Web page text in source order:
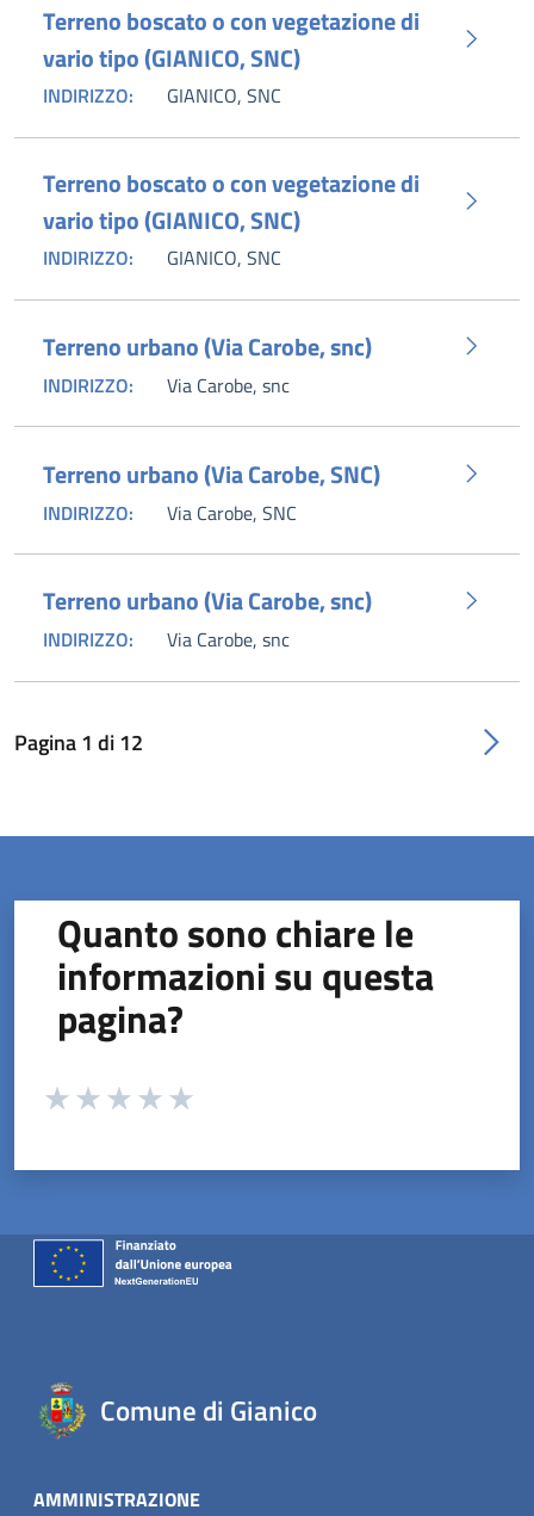
Terreno boscato o con vegetazione di
vario tipo (GIANICO, SNC)
INDIRIZZO: GIANICO, SNC
Terreno boscato o con vegetazione di
vario tipo (GIANICO, SNC)
INDIRIZZO: GIANICO, SNC
Terreno urbano (Via Carobe, snc)
INDIRIZZO: Via Carobe, snc
Terreno urbano (Via Carobe, SNC)
INDIRIZZO: Via Carobe, SNC
Terreno urbano (Via Carobe, snc)
INDIRIZZO: Via Carobe, snc
Pagina1 di12
Quanto sono chiare le
informazioni su questa
pagina?
Valuta da 1 a 5 stelle la pagina
Comune di Gianico
AMMINISTRAZIONE